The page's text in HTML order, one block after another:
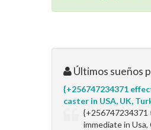
Últimos sueños
{+256747234371
caster in USA, UK,
immediate in